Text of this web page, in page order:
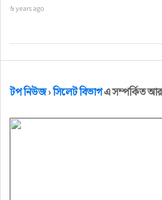
৬ years ago
টপ নিউজ›সিলেট বিভাগএ সম্পর্কিত